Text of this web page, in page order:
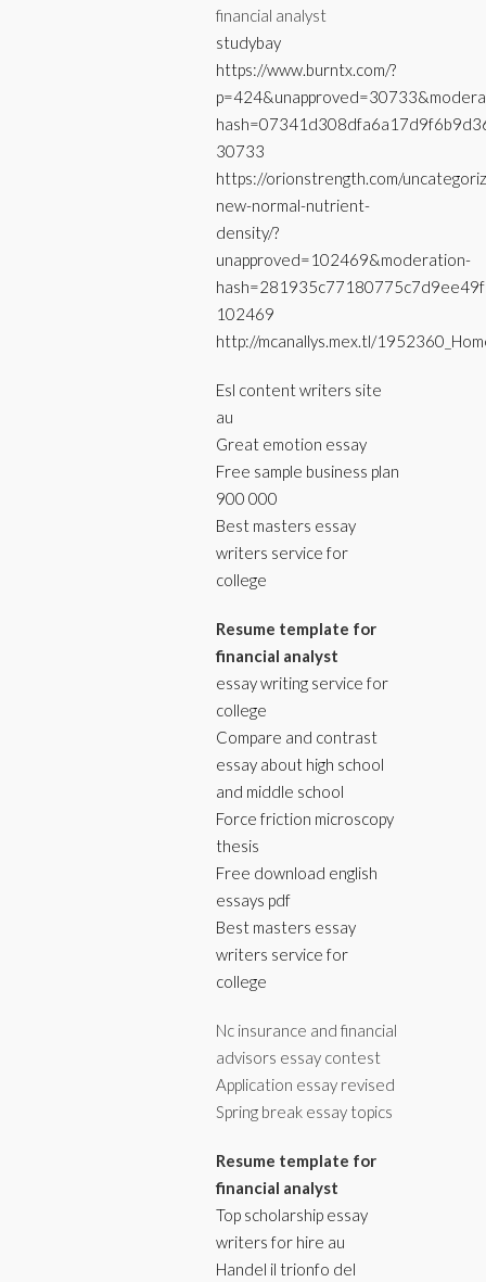
financial analyst
studybay
https://www.burntx.com/?
30733
https://orionstrength.com/
new-normal-nutrient-
density/?
unapproved=102469&moderation-
102469
http://mcanallys.mex.tl/
Esl content writers site
au
Great emotion essay
Free sample business plan
900 000
Best masters essay
writers service for
college
Resume template for
financial analyst
essay writing service for
college
Compare and contrast
essay about high school
and middle school
Force friction microscopy
thesis
Free download english
essays pdf
Best masters essay
writers service for
college
Nc insurance and financial
advisors essay contest
Application essay revised
Spring break essay topics
Resume template for
financial analyst
Top scholarship essay
writers for hire au
Handel il trionfo del